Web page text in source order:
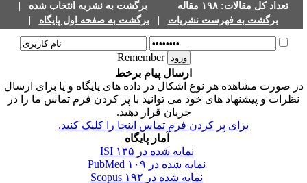
تعداد کل مقالات: ۱۹۸ مقاله برگشت به نشریه انتخاب شده|
برگشت به فهرست نشریات| برگشت به صفحه اول پایگاه|
Remember
ارسال پیام برخط
صورت مشاهده هر نوع اشکال در داده های پایگاه و یا برای ارسال
نظرات و پیشنهاد های خود می توانید با پر کردن فرم تماس ما را در
جریان قرار دهید.
برای پر کردن فرم تماس اینجا را کلیک کنید.
آمار پایگاه
نمایه شده در ISI۱۳۵
نمایه شده در PubMed۱۰۹
نمایه شده در Scopus۱۹۲